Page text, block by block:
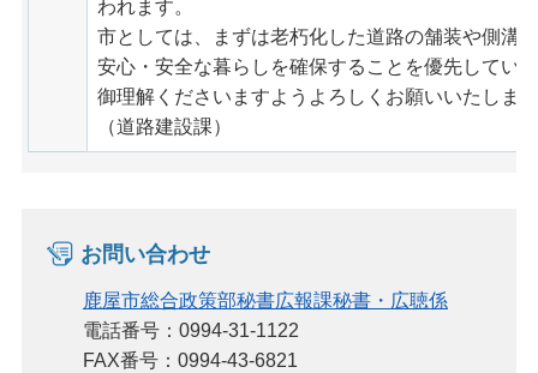
われます。
市としては、まずは老朽化した道路の舗装や側溝
安心・安全な暮らしを確保することを優先してい
御理解くださいますようよろしくお願いいたしま
（道路建設課）
お問い合わせ
鹿屋市総合政策部秘書広報課秘書・広聴係
電話番号：0994-31-1122
FAX番号：0994-43-6821